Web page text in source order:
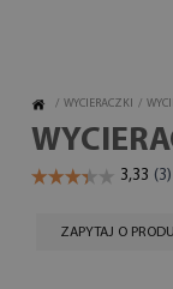
/ WYCIERACZKI /
ZAPYTAJ O